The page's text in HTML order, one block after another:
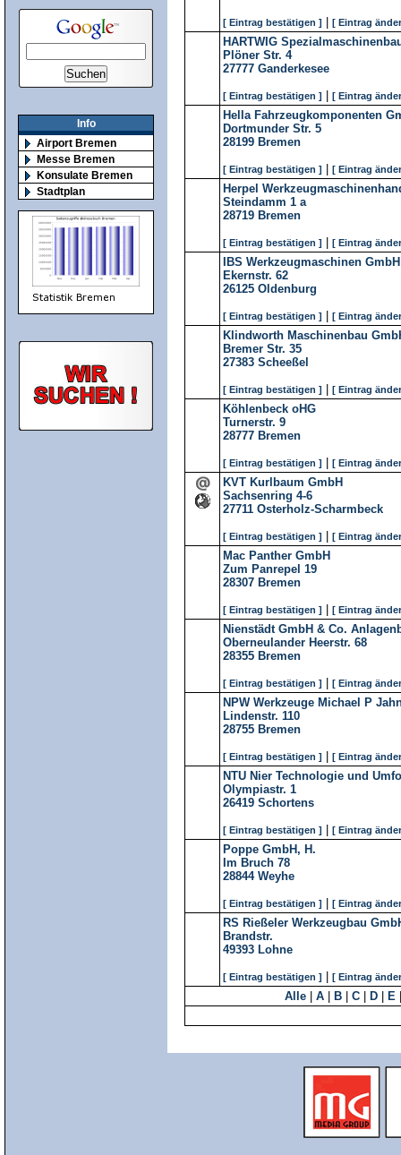
Info
Airport Bremen
Messe Bremen
Konsulate Bremen
Stadtplan
[ Eintrag bestätigen ] [ Eintrag
HARTWIG
Plöner Str. 4
27777 Ganderkesee
[ Eintrag bestätigen ] [ Eintrag
Hella Fahrzeugkomponenten
Dortmunder Str. 5
28199 Bremen
[ Eintrag bestätigen ] [ Eintrag
Herpel
Steindamm 1 a
28719 Bremen
[ Eintrag bestätigen ] [ Eintrag
IBS Werkzeugmaschinen GmbH
Ekernstr. 62
26125 Oldenburg
[ Eintrag bestätigen ] [ Eintrag
Klindworth Maschinenbau
Bremer Str. 35
27383 Scheeßel
[ Eintrag bestätigen ] [ Eintrag
Köhlenbeck oHG
Turnerstr. 9
28777 Bremen
[ Eintrag bestätigen ] [ Eintrag
KVT Kurlbaum GmbH
Sachsenring 4-6
27711 Osterholz-Scharmbeck
[ Eintrag bestätigen ] [ Eintrag
Mac Panther GmbH
Zum Panrepel 19
28307 Bremen
[ Eintrag bestätigen ] [ Eintrag
Nienstädt GmbH & Co.
Oberneulander Heerstr. 68
28355 Bremen
[ Eintrag bestätigen ] [ Eintrag
NPW Werkzeuge Michael P
Lindenstr. 110
28755 Bremen
[ Eintrag bestätigen ] [ Eintrag
NTU Nier Technologie und
Olympiastr. 1
26419 Schortens
[ Eintrag bestätigen ] [ Eintrag
Poppe GmbH, H.
Im Bruch 78
28844 Weyhe
[ Eintrag bestätigen ] [ Eintrag
RS Rießeler Werkzeugbau
Brandstr.
49393 Lohne
[ Eintrag bestätigen ] [ Eintrag
Alle A B C D E